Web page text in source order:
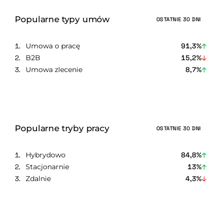
Popularne typy umów OSTATNIE 30 DNI
Umowa o pracę
91,3%
B2B
15,2%
Umowa zlecenie
8,7%
Popularne tryby pracy OSTATNIE 30 DNI
Hybrydowo
84,8%
Stacjonarnie
13%
Zdalnie
4,3%